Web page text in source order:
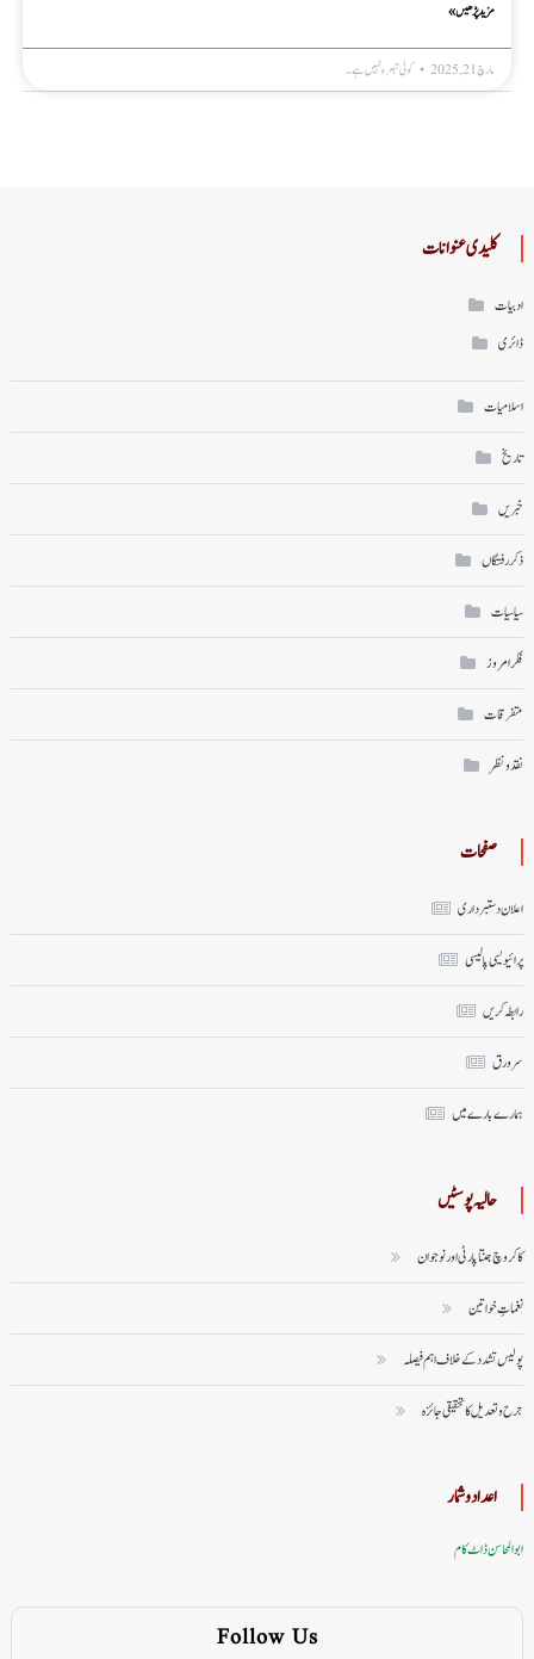
مزید پڑھیں »
مارچ 21, 2025 کوئی تبصرہ نہیں ہے۔
کلیدی عنوانات
ادبیات
ڈائری
اسلامیات
تاریخ
خبریں
ذکر رفتگاں
سیاسیات
فکر امروز
متفرقات
نقد ونظر
صفحات
اعلان دستبرداری
پرائیویسی پالیسی
رابطہ کریں
سر ورق
ہمارے بارے میں
حالیہ پوسٹیں
کاکروچ جنتا پارٹی اور نوجوان
نغماتِ خواتین
پولیس تشدد کے خلاف اہم فیصلہ
جرح و تعدیل کا تحقیقی جائزہ
اعداد وشمار
ابوالمحاسن ڈاٹ کام
Follow Us